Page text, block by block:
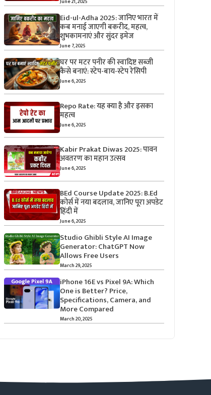
Eid-ul-Adha 2025: जानिए भारत में
कब मनाई जाएगी बकरीद, महत्व,
शुभकामनाएं और सुंदर इमेज
June 7, 2025
घर पर मटर पनीर की स्वादिष्ट सब्जी
कैसे बनाएं: स्टेप-बाय-स्टेप रेसिपी
June 6, 2025
Repo Rate: यह क्या है और इसका
महत्व
June 6, 2025
Kabir Prakat Diwas 2025: पावन
अवतरण का महान उत्सव
June 6, 2025
BEd Course Update 2025: B.Ed
कोर्स में नया बदलाव, जानिए पूरा अपडेट
हिंदी में
June 6, 2025
Studio Ghibli Style AI Image
Generator: ChatGPT Now
Allows Free Users
March 29, 2025
iPhone 16E vs Pixel 9A: Which
One is Better? Price,
Specifications, Camera, and
More Compared
March 20, 2025